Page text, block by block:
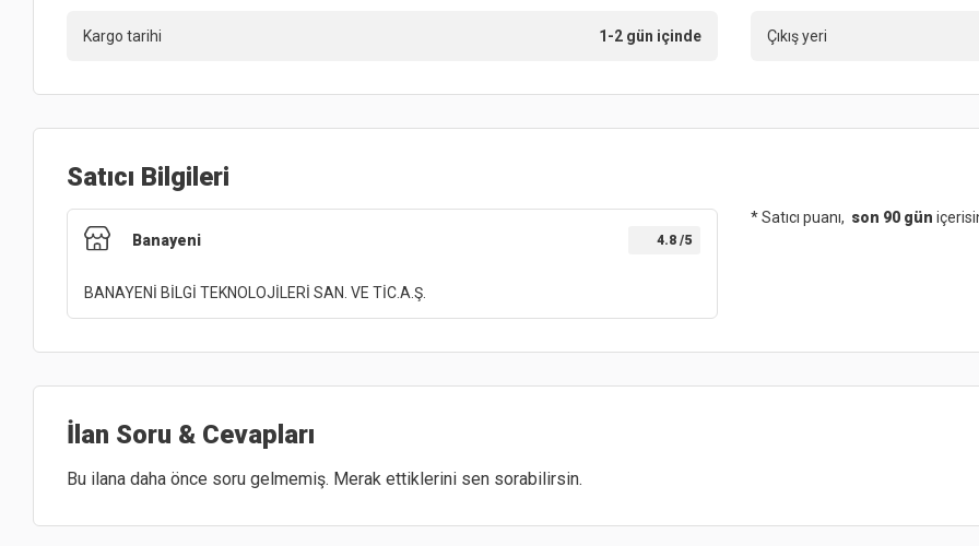
Kargo tarihi 1-2 gün içinde Çıkış yeri
Satıcı Bilgileri
Banayeni 4.8 /5
BANAYENİ BİLGİ TEKNOLOJİLERİ SAN. VE TİC.A.Ş.
* Satıcı puanı, son 90 gün
İlan Soru & Cevapları
Bu ilana daha önce soru gelmemiş. Merak ettiklerini sen sorabilirsin.